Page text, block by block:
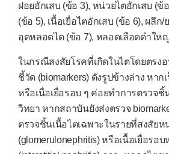
-- โลหิตวิทยา --
เม็ดเลือดแดงน้อย (โลหิตจ
เม็ดเลือดแดงมาก
เม็ดเลือดขาวน้อย (ต่ำ)
เม็ดเลือดขาวมาก (สูง)
เกล็ดเลือดน้อย (ต่ำ)
เกล็ดเลือดมาก (สูง)
ฝอยอักเสบ (ข้อ 3), หน่วยไตอักเสบ (ข้
(ข้อ 5), เนื้อเยื่อไตอักเสบ (ข้อ 6), ผลึก
อุดหลอดไต (ข้อ 7), หลอดเลือดดำให
ในกรณีสงสัยโรคที่เกิดในไตโดยตรง
ชี้วัด (biomarkers) ดังรูปข้างล่าง หา
หรือเนื่อเยื่อรอบ ๆ ค่อยทำการตรวจชิ้
วิทยา หากสถาบันยังส่งตรวจ
ตรวจชิ้นเนื้อไตเฉพาะในรายที่สงสัยห
(glomerulonephritis) หรือเนื้อเยื่อรอ